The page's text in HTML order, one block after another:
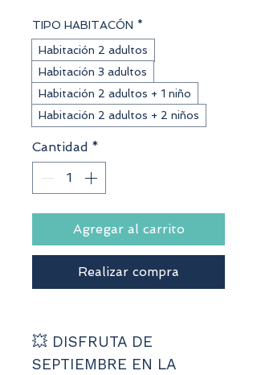
TIPO HABITACÓN *
Habitación 2 adultos
Habitación 3 adultos
Habitación 2 adultos + 1 niño
Habitación 2 adultos + 2 niños
Cantidad *
Agregar al carrito
Realizar compra
💥 DISFRUTA DE
SEPTIEMBRE EN LA